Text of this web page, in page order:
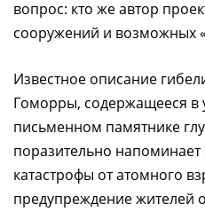
вопрос: кто же автор
сооружений и возможных
Известное описание
Гоморры, содержащееся
письменном памятнике
поразительно
катастрофы от атомного
предупреждение жителей